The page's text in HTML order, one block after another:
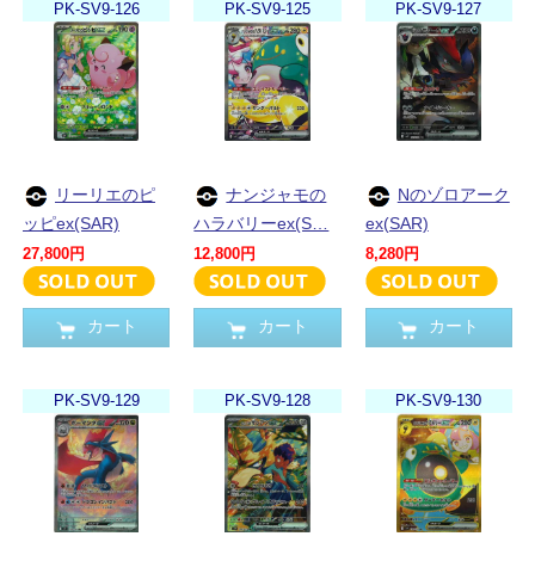
PK-SV9-126
リーリエのピ
ッピex(SAR)
27,800円
カート
PK-SV9-125
ナンジャモの
ハラバリーex(S…
12,800円
カート
PK-SV9-127
Nのゾロアーク
ex(SAR)
8,280円
カート
PK-SV9-129 PK-SV9-128 PK-SV9-130